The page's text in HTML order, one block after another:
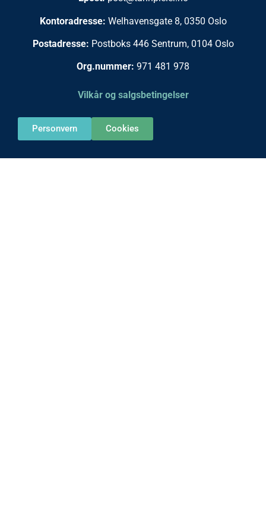
Kontoradresse: Welhavensgate 8, 0350 Oslo
Postadresse: Postboks 446 Sentrum, 0104 Oslo
Org.nummer: 971 481 978
Vilkår og salgsbetingelser
Personvern Cookies